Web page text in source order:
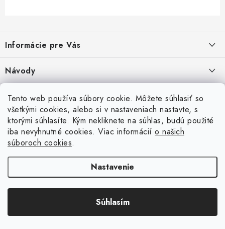
Tento web používa súbory cookie. Môžete súhlasiť so
všetkými cookies, alebo si v nastaveniach nastavte, s
ktorými súhlasíte. Kým nekliknete na súhlas, budú použité
iba nevyhnutné cookies. Viac informácií o našich
súboroch cookies.
Nastavenie
Súhlasím
p
ä
t
Informácie pre Vás
Garancia najnižšej ceny
Obchodné podmienky
Podmienky ochrany osobných údajov
Súbory cookies
Návody
10.9.2024
Návod na osadenie fólie proti burine pod plot
6.9.2023
Návod na vyškárovanie betónového plotu
Návod na montáž betónového plotu
Overené zákazníkmi
Prijímame online platby
Betónové ploty
PletivovePloty.sk. Všetky práva vyhradené.